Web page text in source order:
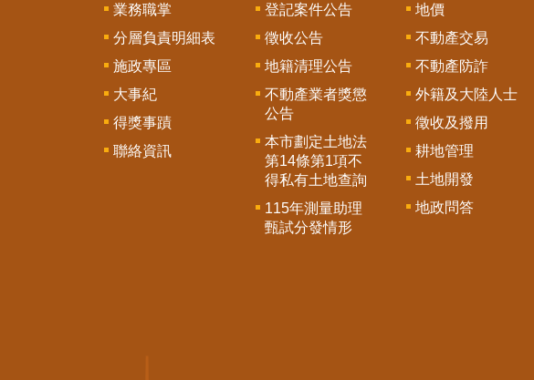
業務職掌
分層負責明細表
施政專區
大事紀
得獎事蹟
聯絡資訊
登記案件公告
徵收公告
地籍清理公告
不動產業者獎懲
公告
本市劃定土地法
第14條第1項不
得私有土地查詢
115年測量助理
甄試分發情形
地價
不動產交易
不動產防詐
外籍及大陸人士
徵收及撥用
耕地管理
土地開發
地政問答